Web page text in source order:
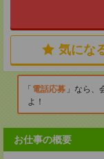
気にな
電話応募
なら、
よ！
お仕事の概要